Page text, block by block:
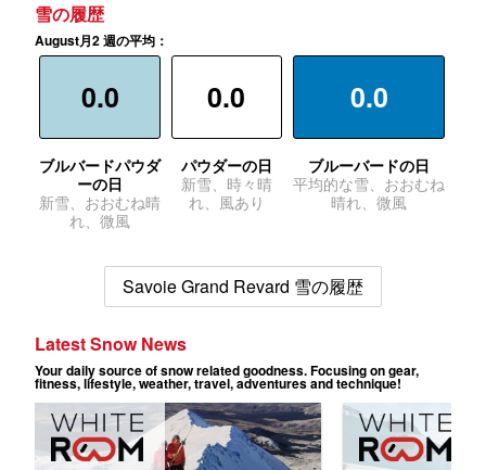
雪の履歴
August月2 週の平均：
0.0
ブルバードパウダ
ーの日
新雪、おおむね晴
れ、微風
0.0
パウダーの日
新雪、時々晴
れ、風あり
0.0
ブルーバードの日
平均的な雪、おおむね
晴れ、微風
Savoie Grand Revard 雪の履歴